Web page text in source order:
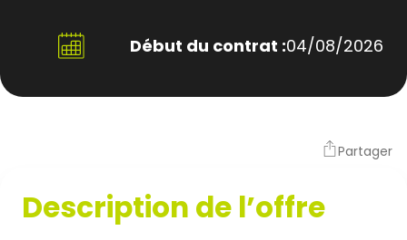
Début du contrat :04/08/2026
Partager
Description de l’offre